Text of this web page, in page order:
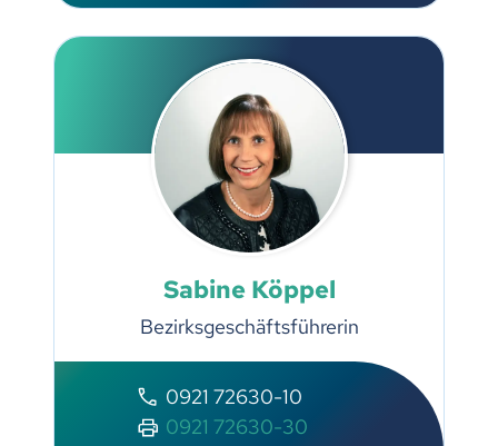
Sabine Köppel
Bezirksgeschäftsführerin
0921 72630-10
0921 72630-30